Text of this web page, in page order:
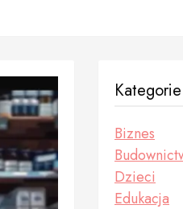
Kategorie
Biznes
Dzieci
Edukacja